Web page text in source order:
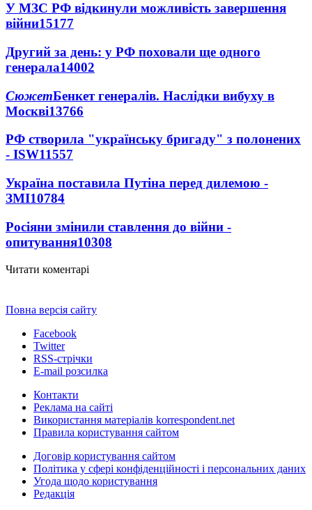
У МЗС РФ відкинули можливість завершення
війни15177
Другий за день: у РФ поховали ще одного
генерала14002
СюжетБенкет генералів. Наслідки вибуху в
Москві13766
РФ створила "українську бригаду" з полонених
- ISW11557
Україна поставила Путіна перед дилемою -
ЗМІ10784
Росіяни змінили ставлення до війни -
опитування10308
Читати коментарі
Повна версія сайту
Facebook
Twitter
RSS-стрічки
E-mail розсилка
Контакти
Реклама на сайті
Використання матеріалів korrespondent.net
Правила користування сайтом
Договір користування сайтом
Політика у сфері конфіденційності і персональних даних
Угода щодо користування
Редакція